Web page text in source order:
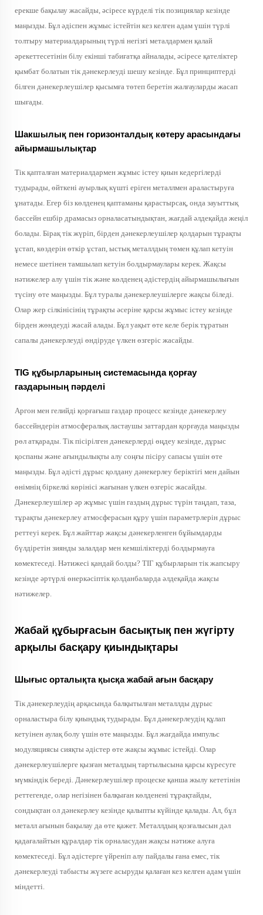
ерекше бақылау жасайды, әсіресе күрделі тік позициялар кезінде
маңызды. Бұл әдіспен жұмыс істейтін кез келген адам үшін түрлі
толтыру материалдарының түрлі негізгі металдармен қалай
әрекеттесетінін білу екінші табиғатқа айналады, әсіресе қателіктер
қымбат болатын тік дәнекерлеуді шешу кезінде. Бұл принциптерді
білген дәнекерлеушілер қысымға төтеп беретін жалғауларды жасап
шығады.
Шакшылық пен горизонталдық көтеру арасындағы
айырмашылықтар
Тік қапталған материалдармен жұмыс істеу қиын кедергілерді
тудырады, өйткені ауырлық күшті еріген металлмен араластыруға
ұнатады. Егер біз көлденең қаптаманы қарастырсақ, онда зауыттық
бассейн ешбір драмасыз орналасатындықтан, жағдай әлдеқайда жеңіл
болады. Бірақ тік жүріп, бірден дәнекерлеушілер қолдарын тұрақты
ұстап, көздерін өткір ұстап, ыстық металлдың төмен құлап кетуін
немесе шетінен тамшылап кетуін болдырмаулары керек. Жақсы
нәтижелер алу үшін тік және көлденең әдістердің айырмашылығын
түсіну өте маңызды. Бұл туралы дәнекерлеушілерге жақсы біледі.
Олар жер сілкінісінің тұрақты әсеріне қарсы жұмыс істеу кезінде
бірден жөндеуді жасай алады. Бұл уақыт өте келе берік тұратын
сапалы дәнекерлеуді өндіруде үлкен өзгеріс жасайды.
TIG құбырларының системасында қорғау
газдарының пәрделі
Аргон мен гелийді қорғағыш газдар процесс кезінде дәнекерлеу
бассейндерін атмосфералық ластаушы заттардан қорғауда маңызды
рөл атқарады. Тік пісірілген дәнекерлерді өңдеу кезінде, дұрыс
қоспаны және ағындылықты алу соңғы пісіру сапасы үшін өте
маңызды. Бұл әдісті дұрыс қолдану дәнекерлеу беріктігі мен дайын
өнімнің біркелкі көрінісі жағынан үлкен өзгеріс жасайды.
Дәнекерлеушілер әр жұмыс үшін газдың дұрыс түрін таңдап, таза,
тұрақты дәнекерлеу атмосферасын құру үшін параметрлерін дұрыс
реттеуі керек. Бұл жайттар жақсы дәнекерленген бұйымдарды
бүлдіретін зиянды залалдар мен кемшіліктерді болдырмауға
көмектеседі. Нәтижесі қандай болды? ТІГ құбырларын тік жапсыру
кезінде әртүрлі өнеркәсіптік қолданбаларда әлдеқайда жақсы
нәтижелер.
Жабай құбырғасын басықтық пен жүгірту
арқылы басқару қиындықтары
Шығыс орталықта қысқа жабай ағын басқару
Тік дәнекерлеудің арқасында балқытылған металлды дұрыс
орналастыра білу қиындық тудырады. Бұл дәнекерлеудің құлап
кетуінен аулақ болу үшін өте маңызды. Бұл жағдайда импульс
модуляциясы сияқты әдістер өте жақсы жұмыс істейді. Олар
дәнекерлеушілерге қызған металдың тартылысына қарсы күресуге
мүмкіндік береді. Дәнекерлеушілер процеске қанша жылу кететінін
реттегенде, олар негізінен балқыған көлденені тұрақтайды,
сондықтан ол дәнекерлеу кезінде қалыпты күйінде қалады. Ал, бұл
металл ағынын бақылау да өте қажет. Металлдың қозғалысын дәл
қадағалайтын құралдар тік орналасудан жақсы нәтиже алуға
көмектеседі. Бұл әдістерге үйреніп алу пайдалы ғана емес, тік
дәнекерлеуді табысты жүзеге асыруды қалаған кез келген адам үшін
міндетті.